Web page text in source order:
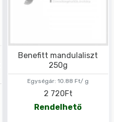
Egységár: 10.88 Ft/ g
Benefitt mandulaliszt
250g
2 720Ft
Rendelhető